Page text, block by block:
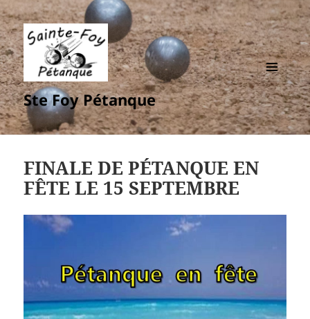
Ste Foy Pétanque
MENU
ET
WIDGETS
FINALE DE PÉTANQUE EN
FÊTE LE 15 SEPTEMBRE